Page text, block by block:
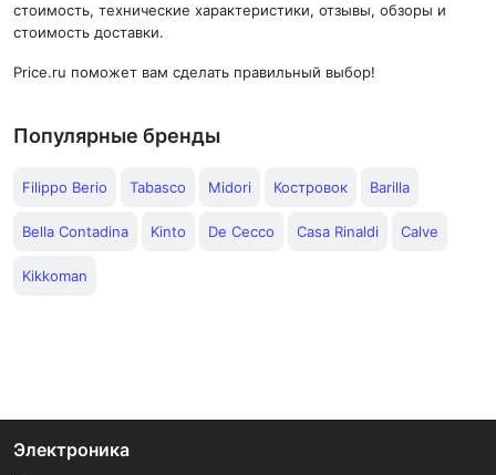
стоимость, технические характеристики, отзывы, обзоры и
стоимость доставки.
Price.ru поможет вам сделать правильный выбор!
Популярные бренды
Filippo Berio Tabasco Midori Костровок Barilla
Bella Contadina Kinto De Cecco Casa Rinaldi Calve
Kikkoman
Электроника